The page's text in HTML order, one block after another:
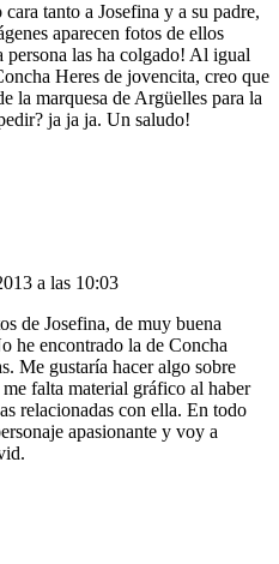
tanto a Josefina y a su padre,
aparecen fotos de ellos
persona las ha colgado! Al igual
Heres de jovencita, creo que
la marquesa de Argüelles para la
ja ja ja. Un saludo!
a las 10:03
de Josefina, de muy buena
he encontrado la de Concha
Me gustaría hacer algo sobre
falta material gráfico al haber
relacionadas con ella. En todo
apasionante y voy a